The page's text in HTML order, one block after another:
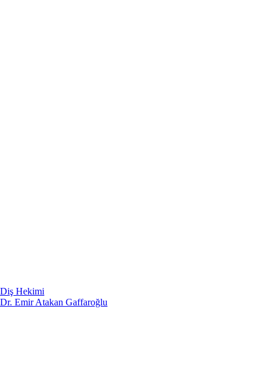
Diş Hekimi
Dr. Emir Atakan Gaffaroğlu